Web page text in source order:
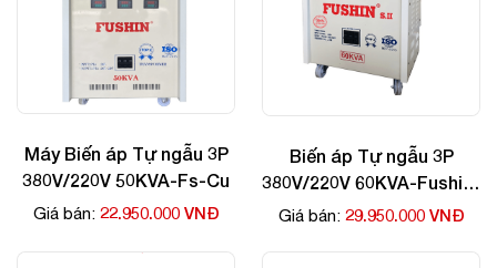
Máy Biến áp Tự ngẫu 3P
380V/220V 50KVA-Fs-Cu
Giá bán: 22.950.000 VNĐ
Biến áp Tự ngẫu 3P
380V/220V 60KVA-Fushin-
Cu
Giá bán: 29.950.000 VNĐ